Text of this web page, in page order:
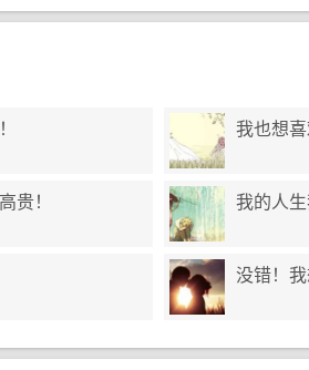
我也想喜
贵！ 我的人生
没错！我